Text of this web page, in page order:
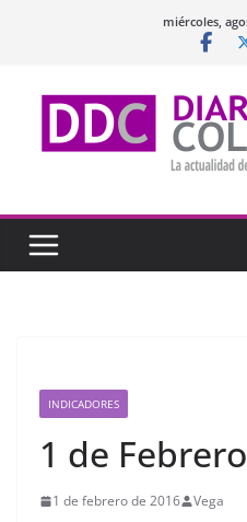
miércoles,
INDICADORES
1 de
1 de febrero de 2016 Vega